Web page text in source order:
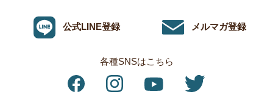
公式LINE登録 メルマガ登録
各種SNSはこちら